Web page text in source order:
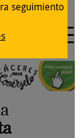
seguimiento